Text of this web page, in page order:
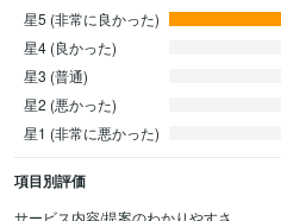
星5 (非常に良かった)
星4 (良かった)
星3 (普通)
星2 (悪かった)
星1 (非常に悪かった)
項目別評価
サービス内容/提案のわかりやすさ